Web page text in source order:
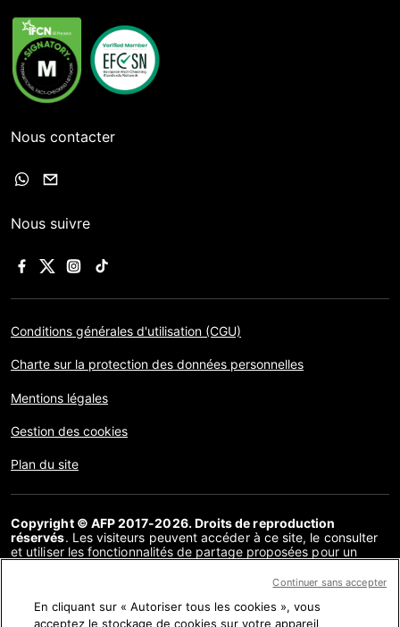
Nous contacter
Nous suivre
Conditions générales d'utilisation (CGU)
Charte sur la protection des données personnelles
Mentions légales
Gestion des cookies
Plan du site
Copyright © AFP 2017-2026. Droits de reproduction
réservés. Les visiteurs peuvent accéder à ce site, le consulter
et utiliser les fonctionnalités de partage proposées pour un
communication au public, distribution de tout ou partie du
soit, sans licence spécifique signée avec l’AFP, est interdite. Les
éléments analysés dans le cadre de chaque factuel sont
En cliquant sur « Autoriser tous les cookies », vous
acceptez le stockage de cookies sur votre appareil
Continuer sans accepter